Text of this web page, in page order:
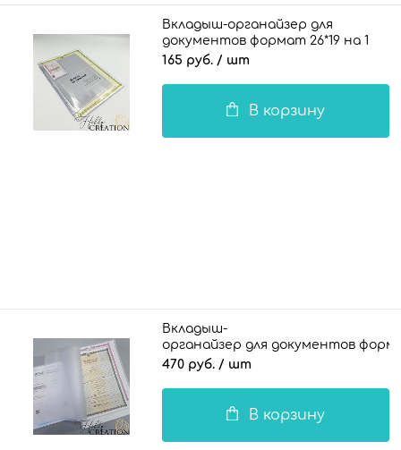
Вкладыш-органайзер для
документов формат 26*19 на 1
комплект документов 140 мкн.
165 руб. / шт
В корзину
Вкладыш-
органайзер для документов
470 руб. / шт
В корзину